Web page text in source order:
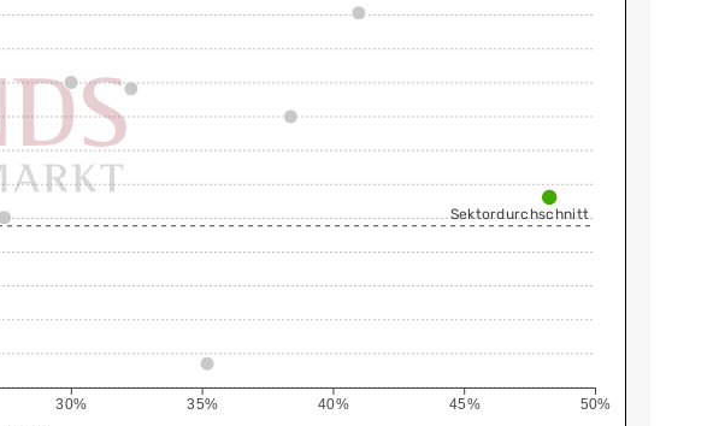
30% 35% 40% 45% 50%
Sektordurchschnitt